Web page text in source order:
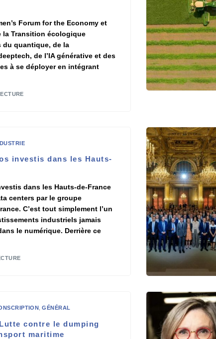
Forum for the Economy et
la Transition écologique
du quantique, de la
de l’IA générative et des
à se déployer en intégrant
investis dans les Hauts-
dans les Hauts-de-France
centers par le groupe
C’est tout simplement l’un
industriels jamais
le numérique. Derrière ce
,GÉNÉRAL
contre le dumping
maritime